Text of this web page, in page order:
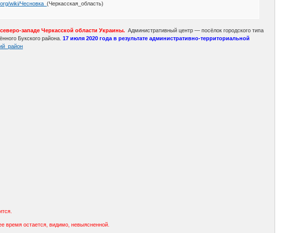
wiki/Чесновка_ (Черкасская_область)
западе Черкасской области Украины. Административный центр — посёлок городского типа
Букского района.17 июля 2020 года в результате административно-территориальной
время остается, видимо, невыясненной.